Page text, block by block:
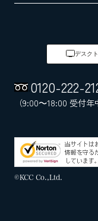
デスク
0120-222-
（9:00～18:00 受付年
©KCC Co.,Ltd.